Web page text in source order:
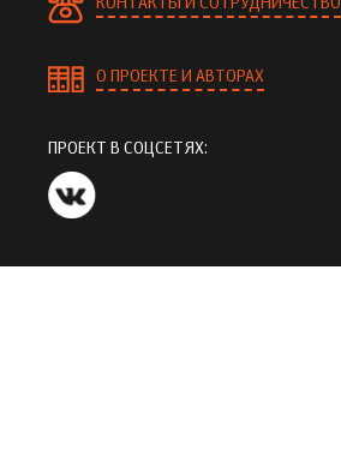
КОНТАКТЫ И СОТРУДНИЧЕСТВО
О ПРОЕКТЕ И АВТОРАХ
ПРОЕКТ В СОЦСЕТЯХ: